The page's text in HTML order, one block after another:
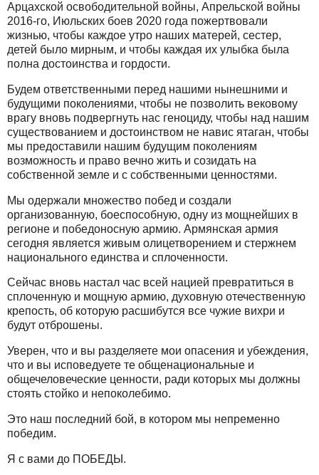
Арцахской освободительной войны, Апрельской войны
2016-го, Июльских боев 2020 года пожертвовали
жизнью, чтобы каждое утро наших матерей, сестер,
детей было мирным, и чтобы каждая их улыбка была
полна достоинства и гордости.
Будем ответственными перед нашими нынешними и
будущими поколениями, чтобы не позволить вековому
врагу вновь подвергнуть нас геноциду, чтобы над нашим
существованием и достоинством не навис ятаган, чтобы
мы предоставили нашим будущим поколениям
возможность и право вечно жить и созидать на
собственной земле и с собственными ценностями.
Мы одержали множество побед и создали
организованную, боеспособную, одну из мощнейших в
регионе и победоносную армию. Армянская армия
сегодня является живым олицетворением и стержнем
национального единства и сплоченности.
Сейчас вновь настал час всей нацией превратиться в
сплоченную и мощную армию, духовную отечественную
крепость, об которую расшибутся все чужие вихри и
будут отброшены.
Уверен, что и вы разделяете мои опасения и убеждения,
что и вы исповедуете те общенациональные и
общечеловеческие ценности, ради которых мы должны
стоять стойко и непоколебимо.
Это наш последний бой, в котором мы непременно
победим.
Я с вами до ПОБЕДЫ.